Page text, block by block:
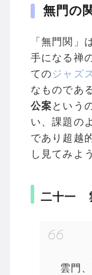
無門の
「無門関」
手になる禅
てのジャズ
なものであ
公案 という
い、課題の
であり超越
し見てみよ
二十一
雲門、